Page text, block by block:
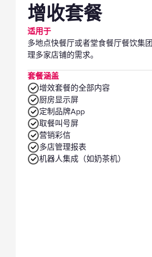
增收套餐
适用于
多地点快餐厅或者堂食餐厅餐饮集
理多家店铺的需求。
套餐涵盖
增效套餐的全部内容
厨房显示屏
定制品牌App
取餐叫号屏
营销彩信
多店管理报表
机器人集成（如奶茶机）